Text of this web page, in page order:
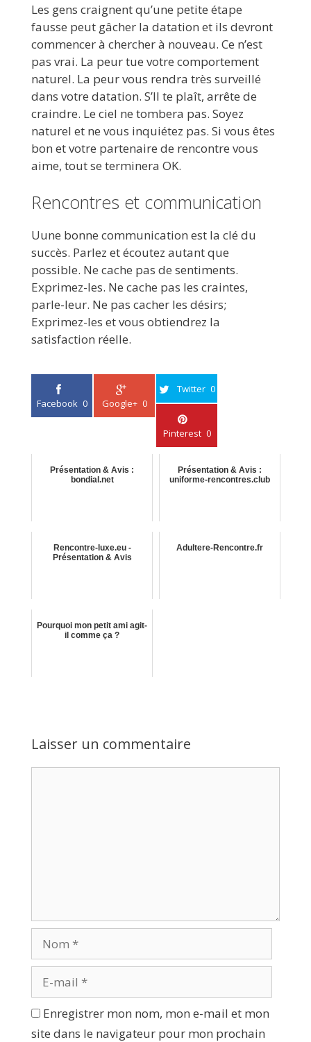
Les gens craignent qu’une petite étape
fausse peut gâcher la datation et ils devront
commencer à chercher à nouveau. Ce n’est
pas vrai. La peur tue votre comportement
naturel. La peur vous rendra très surveillé
dans votre datation. S’ll te plaît, arrête de
craindre. Le ciel ne tombera pas. Soyez
naturel et ne vous inquiétez pas. Si vous êtes
bon et votre partenaire de rencontre vous
aime, tout se terminera OK.
Rencontres et communication
Uune bonne communication est la clé du
succès. Parlez et écoutez autant que
possible. Ne cache pas de sentiments.
Exprimez-les. Ne cache pas les craintes,
parle-leur. Ne pas cacher les désirs;
Exprimez-les et vous obtiendrez la
satisfaction réelle.
Facebook 0 Google+ 0
Twitter 0
Pinterest 0
Présentation & Avis :
bondial.net
Présentation & Avis :
uniforme-rencontres.club
Rencontre-luxe.eu -
Présentation & Avis
Adultere-Rencontre.fr
Pourquoi mon petit ami agit-
il comme ça ?
Laisser un commentaire
Enregistrer mon nom, mon e-mail et mon
site dans le navigateur pour mon prochain